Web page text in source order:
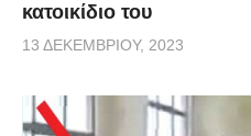
κατοικίδιο του
13 ΔΕΚΕΜΒΡΊΟΥ, 2023